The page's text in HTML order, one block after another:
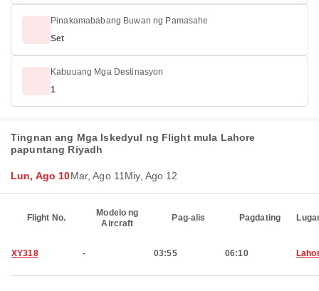
Pinakamababang Buwan ng Pamasahe
Set
Kabuuang Mga Destinasyon
1
Tingnan ang Mga Iskedyul ng Flight mula Lahore
papuntang Riyadh
Lun, Ago 10Mar, Ago 11 Miy, Ago 12
Flight No.
Modelo ng
Aircraft
Pag-alis Pagdating
XY318 - 03:55 06:10